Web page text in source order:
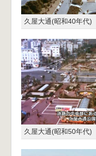
久屋大通(昭和40年代)
久屋大通(昭和50年代)